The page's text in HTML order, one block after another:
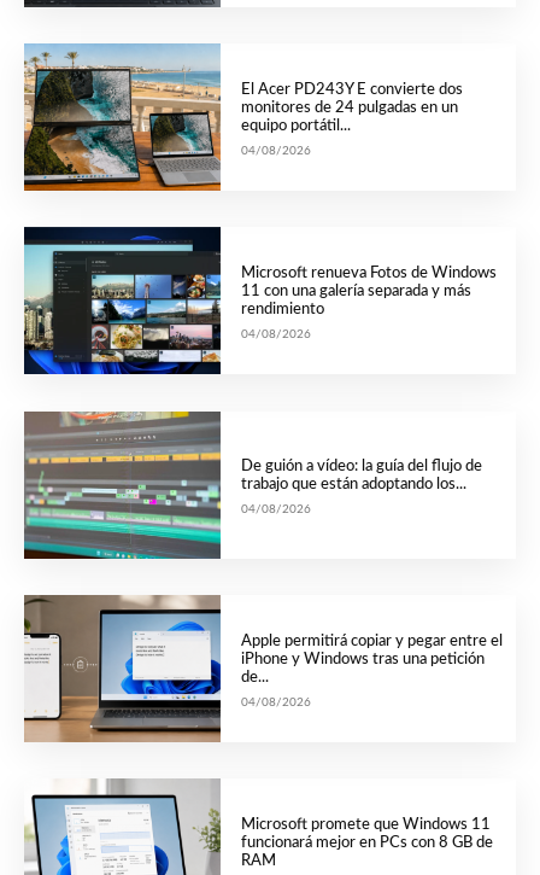
El Acer PD243Y E convierte dos
monitores de 24 pulgadas en un
equipo portátil...
04/08/2026
Microsoft renueva Fotos de Windows
11 con una galería separada y más
rendimiento
04/08/2026
De guión a vídeo: la guía del flujo de
trabajo que están adoptando los...
04/08/2026
Apple permitirá copiar y pegar entre el
iPhone y Windows tras una petición
de...
04/08/2026
Microsoft promete que Windows 11
funcionará mejor en PCs con 8 GB de
RAM